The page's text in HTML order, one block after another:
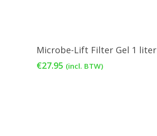
Toevoegen Aan Winkelwagen
Microbe-Lift Filter Gel 1 liter
€27.95 (incl. BTW)